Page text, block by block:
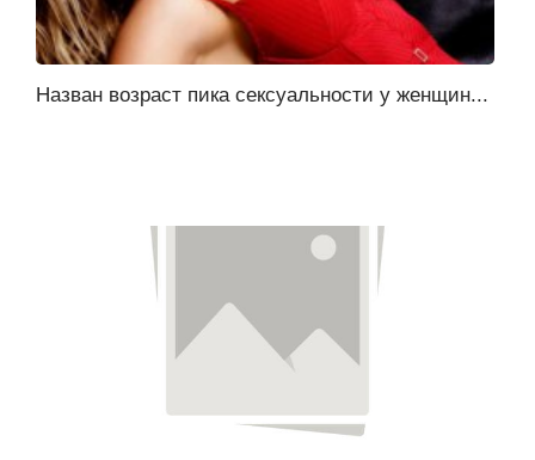
Назван возраст пика сексуальности у женщин...